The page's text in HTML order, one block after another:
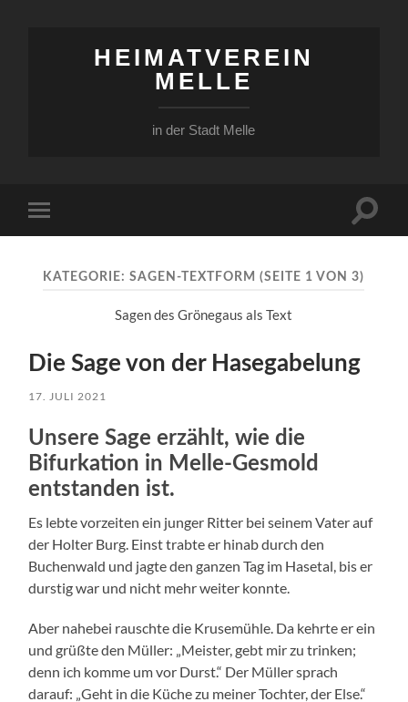
HEIMATVEREIN
MELLE
in der Stadt Melle
Mobile-
Menü
KATEGORIE:SAGEN-TEXTFORM (SEITE 1 VON 3)
Sagen des Grönegaus als Text
Die Sage von der Hasegabelung
17. JULI 2021
Unsere Sage erzählt, wie die
Bifurkation in Melle-Gesmold
entstanden ist.
Es lebte vorzeiten ein junger Ritter bei seinem Vater auf
der Holter Burg. Einst trabte er hinab durch den
Buchenwald und jagte den ganzen Tag im Hasetal, bis er
durstig war und nicht mehr weiter konnte.
Aber nahebei rauschte die Krusemühle. Da kehrte er ein
und grüßte den Müller: „Meister, gebt mir zu trinken;
denn ich komme um vor Durst.“ Der Müller sprach
darauf: „Geht in die Küche zu meiner Tochter, der Else.“